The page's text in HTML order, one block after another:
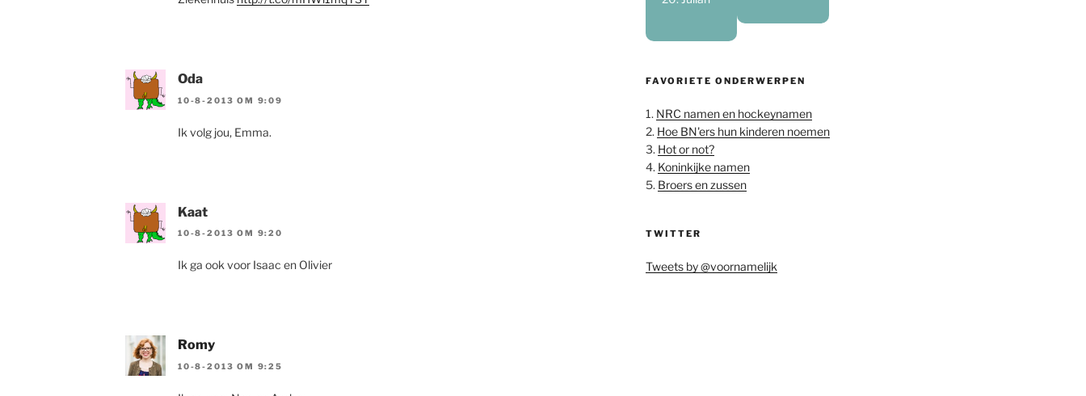
Oda
10-8-2013 OM 9:09
Ik volg jou, Emma.
Kaat
10-8-2013 OM 9:20
Ik ga ook voor Isaac en Olivier
Romy
10-8-2013 OM 9:25
FAVORIETE ONDERWERPEN
1. NRC namen en hockeynamen
2. Hoe BN'ers hun kinderen noemen
3. Hot or not?
4. Koninkijke namen
5. Broers en zussen
TWITTER
Tweets by @voornamelijk